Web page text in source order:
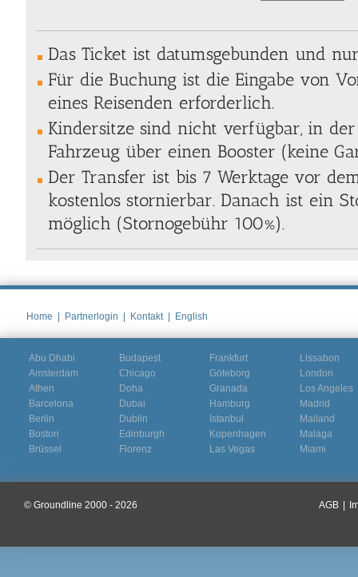
Das Ticket ist datumsgebunden und
Für die Buchung ist die Eingabe von
eines Reisenden erforderlich.
Kindersitze sind nicht verfügbar, in
Fahrzeug über einen Booster (keine
Der Transfer ist bis 7 Werktage vor
kostenlos stornierbar. Danach ist ein
möglich (Stornogebühr 100%).
Home | Partnerlogin | Kontakt | English
Abu Dhabi
Amsterdam
Athen
Barcelona
Berlin
Boston
Brüssel
Budapest
Chicago
Doha
Dubai
Dublin
Edinburgh
Florenz
Frankfurt
Göteborg
Granada
Hamburg
Istanbul
Kopenhagen
Las Vegas
Lissabon
London
Los Angeles
Madrid
Mailand
Malaga
Miami
© Groundline 2000 - 2026 AGB |